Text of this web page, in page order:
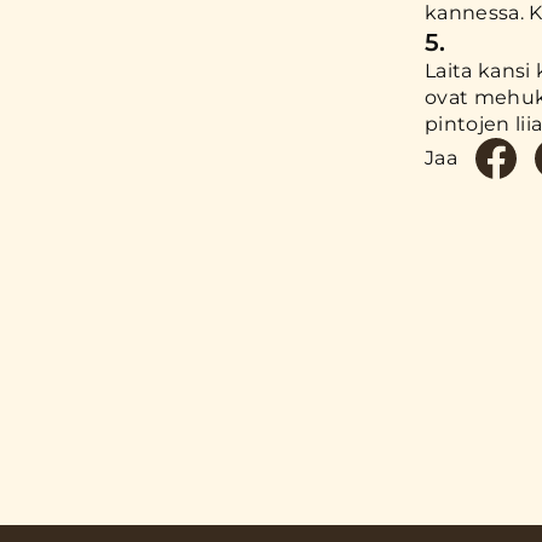
kannessa.
5.
Laita kansi
ovat
pintojen
Jaa